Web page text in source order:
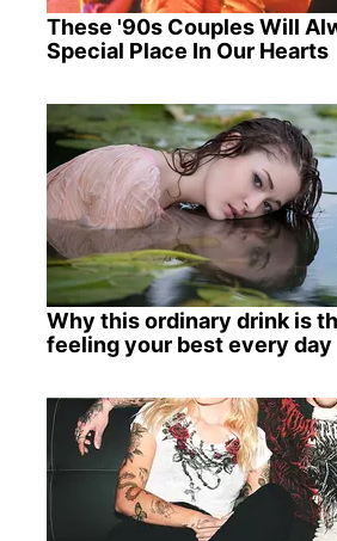
These '90s Couples Will
Special Place In Our Hearts
Why this ordinary drink is
feeling your best every day